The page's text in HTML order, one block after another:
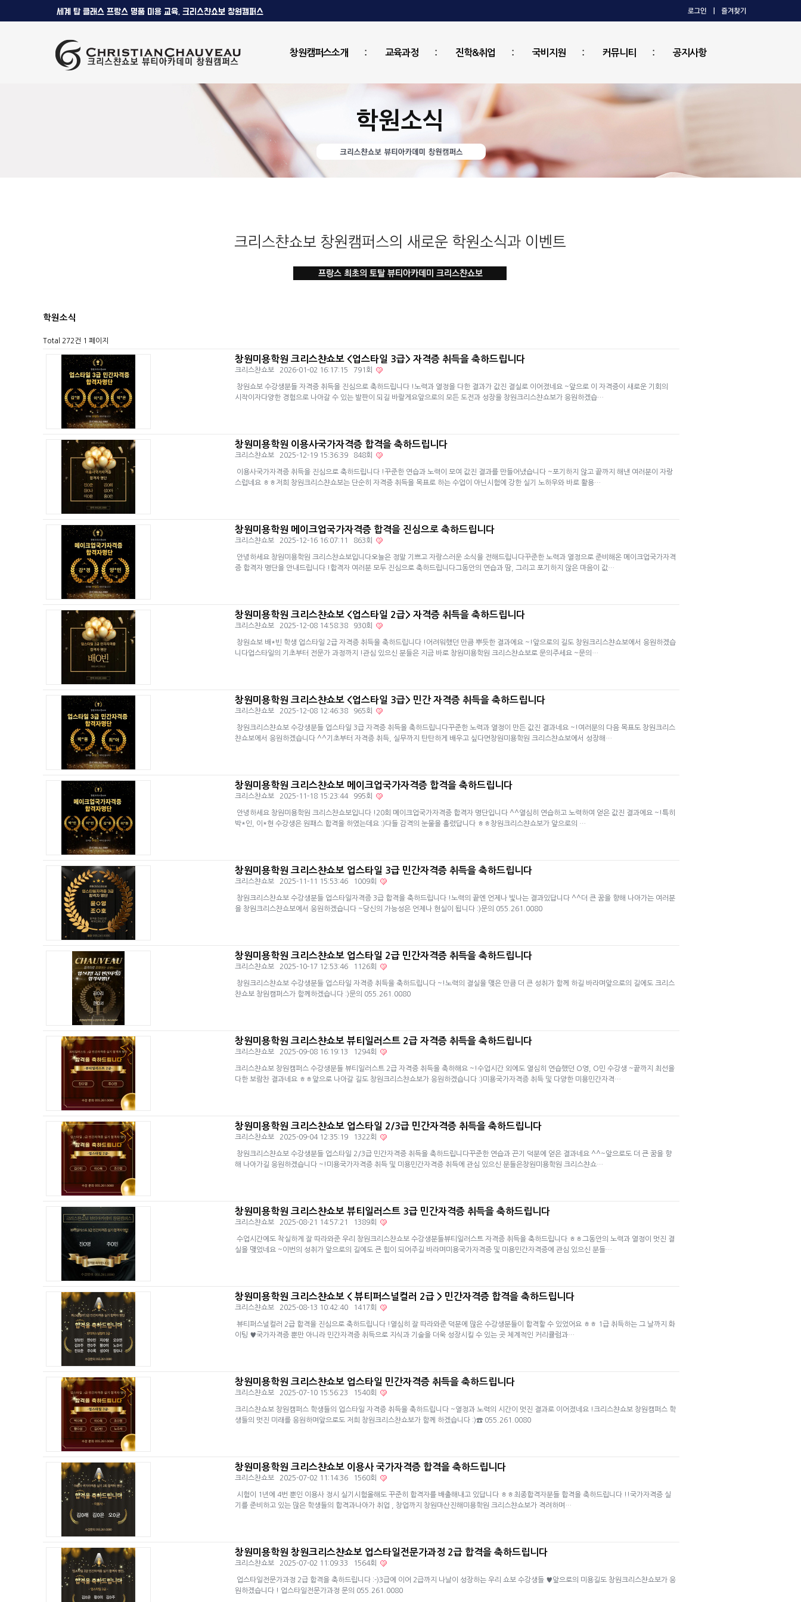
창원캠퍼스소개 교육과정 진학&취업 국비지원 커뮤니티 공지사항
학원소식
Total 272건 1 페이지
창원미용학원 크리스챤쇼보 <업스타일 3급> 자격증 취득을 축하드립니다
크리스챤쇼보 2026-01-02 16:17:15 791회
창원쇼보 수강생분들 자격증 취득을 진심으로 축하드립니다 !노력과 열정을 다한 결과가 값진 결실로 이어졌네요 ~앞으로 이 자격증이 새로운 기회의
시작이자다양한 경험으로 나아갈 수 있는 발판이 되길 바랄게요앞으로의 모든 도전과 성장을 창원크리스챤쇼보가 응원하겠습…
창원미용학원 이용사국가자격증 합격을 축하드립니다
크리스챤쇼보 2025-12-19 15:36:39 848회
이용사국가자격증 취득을 진심으로 축하드립니다 !꾸준한 연습과 노력이 모여 값진 결과를 만들어냈습니다 ~포기하지 않고 끝까지 해낸 여러분이 자랑
스럽네요 ㅎㅎ저희 창원크리스챤쇼보는 단순히 자격증 취득을 목표로 하는 수업이 아닌시험에 강한 실기 노하우와 바로 활용…
창원미용학원 메이크업국가자격증 합격을 진심으로 축하드립니다
크리스챤쇼보 2025-12-16 16:07:11 863회
안녕하세요 창원미용학원 크리스챤쇼보입니다오늘은 정말 기쁘고 자랑스러운 소식을 전해드립니다꾸준한 노력과 열정으로 준비해온 메이크업국가자격
증 합격자 명단을 안내드립니다 !합격자 여러분 모두 진심으로 축하드립니다그동안의 연습과 땀, 그리고 포기하지 않은 마음이 값…
창원미용학원 크리스챤쇼보 <업스타일 2급> 자격증 취득을 축하드립니다
크리스챤쇼보 2025-12-08 14:58:38 930회
창원쇼보 배*빈 학생 업스타일 2급 자격증 취득을 축하드립니다 !어려워했던 만큼 뿌듯한 결과에요 ~!앞으로의 길도 창원크리스챤쇼보에서 응원하겠습
니다업스타일의 기초부터 전문가 과정까지 !관심 있으신 분들은 지금 바로 창원미용학원 크리스챤쇼보로 문의주세요 ~문의…
창원미용학원 크리스챤쇼보 <업스타일 3급> 민간 자격증 취득을 축하드립니다
크리스챤쇼보 2025-12-08 12:46:38 965회
창원크리스챤쇼보 수강생분들 업스타일 3급 자격증 취득을 축하드립니다꾸준한 노력과 열정이 만든 값진 결과네요 ~!여러분의 다음 목표도 창원크리스
챤쇼보에서 응원하겠습니다 ^^기초부터 자격증 취득, 실무까지 탄탄하게 배우고 싶다면창원미용학원 크리스챤쇼보에서 성장해…
창원미용학원 크리스챤쇼보 메이크업국가자격증 합격을 축하드립니다
크리스챤쇼보 2025-11-18 15:23:44 995회
안녕하세요 창원미용학원 크리스챤쇼보입니다 !20회 메이크업국가자격증 합격자 명단입니다 ^^열심히 연습하고 노력하여 얻은 값진 결과에요 ~!특히
박*인, 이*현 수강생은 원패스 합격을 하였는데요 :)다들 감격의 눈물을 흘렸답니다 ㅎㅎ창원크리스챤쇼보가 앞으로의 …
창원미용학원 크리스챤쇼보 업스타일 3급 민간자격증 취득을 축하드립니다
크리스챤쇼보 2025-11-11 15:53:46 1009회
창원크리스챤쇼보 수강생분들 업스타일자격증 3급 합격을 축하드립니다 !노력의 끝엔 언제나 빛나는 결과있답니다 ^^더 큰 꿈을 향해 나아가는 여러분
을 창원크리스챤쇼보에서 응원하겠습니다 ~당신의 가능성은 언제나 현실이 됩니다 :)문의 055.261.0080
창원미용학원 크리스챤쇼보 업스타일 2급 민간자격증 취득을 축하드립니다
크리스챤쇼보 2025-10-17 12:53:46 1126회
창원크리스챤쇼보 수강생분들 업스타일 자격증 취득을 축하드립니다 ~!노력의 결실을 맺은 만큼 더 큰 성취가 함께 하길 바라며앞으로의 길에도 크리스
챤쇼보 창원캠퍼스가 함께하겠습니다 :)문의 055.261.0080
창원미용학원 크리스챤쇼보 뷰티일러스트 2급 자격증 취득을 축하드립니다
크리스챤쇼보 2025-09-08 16:19:13 1294회
크리스챤쇼보 창원캠퍼스 수강생분들 뷰티일러스트 2급 자격증 취득을 축하해요 ~!수업시간 외에도 열심히 연습했던 O영, O민 수강생 ~끝까지 최선을
다한 보람찬 결과네요 ㅎㅎ앞으로 나아갈 길도 창원크리스챤쇼보가 응원하겠습니다 :)미용국가자격증 취득 및 다양한 미용민간자격…
창원미용학원 크리스챤쇼보 업스타일 2/3급 민간자격증 취득을 축하드립니다
크리스챤쇼보 2025-09-04 12:35:19 1322회
창원크리스챤쇼보 수강생분들 업스타일 2/3급 민간자격증 취득을 축하드립니다꾸준한 연습과 끈기 덕분에 얻은 결과네요 ^^~앞으로도 더 큰 꿈을 향
해 나아가길 응원하겠습니다 ~!미용국가자격증 취득 및 미용민간자격증 취득에 관심 있으신 분들은창원미용학원 크리스챤쇼…
창원미용학원 크리스챤쇼보 뷰티일러스트 3급 민간자격증 취득을 축하드립니다
크리스챤쇼보 2025-08-21 14:57:21 1389회
수업시간에도 착실하게 잘 따라와준 우리 창원크리스챤쇼보 수강생분들뷰티일러스트 자격증 취득을 축하드립니다 ㅎㅎ그동안의 노력과 열정이 멋진 결
실을 맺었네요 ~이번의 성취가 앞으로의 길에도 큰 힘이 되어주길 바라며미용국가자격증 및 미용민간자격증에 관심 있으신 분들…
창원미용학원 크리스챤쇼보 < 뷰티퍼스널컬러 2급 > 민간자격증 합격을 축하드립니다
크리스챤쇼보 2025-08-13 10:42:40 1417회
뷰티퍼스널컬러 2급 합격을 진심으로 축하드립니다 !열심히 잘 따라와준 덕분에 많은 수강생분들이 합격할 수 있었어요 ㅎㅎ 1급 취득하는 그 날까지 화
이팅 ♥​국가자격증 뿐만 아니라 민간자격증 취득으로 지식과 기술을 더욱 성장시킬 수 있는 곳 체계적인 커리큘럼과…
창원미용학원 크리스챤쇼보 업스타일 민간자격증 취득을 축하드립니다
크리스챤쇼보 2025-07-10 15:56:23 1540회
크리스챤쇼보 창원캠퍼스 학생들의 업스타일 자격증 취득을 축하드립니다 ~열정과 노력의 시간이 멋진 결과로 이어졌네요 !크리스챤쇼보 창원캠퍼스 학
생들의 멋진 미래를 응원하며앞으로도 저희 창원크리스챤쇼보가 함께 하겠습니다 :)☎ 055.261.0080
창원미용학원 크리스챤쇼보 이용사 국가자격증 합격을 축하드립니다
크리스챤쇼보 2025-07-02 11:14:36 1560회
시험이 1년에 4번 뿐인 이용사 정시 실기시험올해도 꾸준히 합격자를 배출해내고 있답니다 ㅎㅎ최종합격자분들 합격을 축하드립니다 !!​국가자격증 실
기를 준비하고 있는 많은 학생들의 합격과나아가 취업 , 창업까지 창원마산진해미용학원 크리스챤쇼보가 격려하며…
창원미용학원 창원크리스챤쇼보 업스타일전문가과정 2급 합격을 축하드립니다
크리스챤쇼보 2025-07-02 11:09:33 1564회
업스타일전문가과정 2급 합격을 축하드립니다 :-)3급에 이어 2급까지 나날이 성장하는 우리 쇼보 수강생들 ♥앞으로의 미용길도 창원크리스챤쇼보가 응
원하겠습니다 ! 업스타일전문가과정 문의 055.261.0080